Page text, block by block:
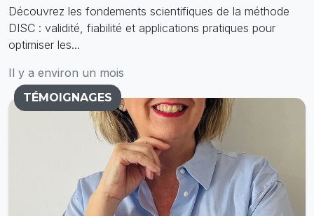
Découvrez les fondements scientifiques de la méthode
DISC : validité, fiabilité et applications pratiques pour
optimiser les...
Il y a environ un mois
TÉMOIGNAGES